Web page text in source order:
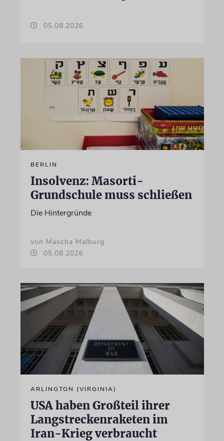
05.08.2026
BERLIN
Insolvenz: Masorti-
Grundschule muss schließen
Die Hintergründe
von Mascha Malburg
05.08.2026
ARLINGTON (VIRGINIA)
USA haben Großteil ihrer
Langstreckenraketen im
Iran-Krieg verbraucht